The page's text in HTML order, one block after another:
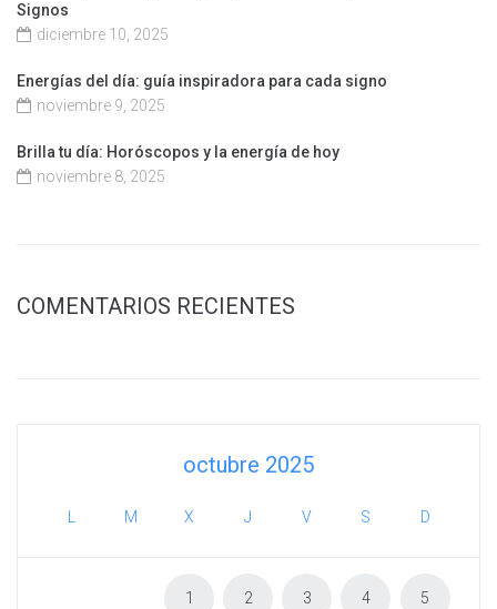
Signos
diciembre 10, 2025
Energías del día: guía inspiradora para cada signo
noviembre 9, 2025
Brilla tu día: Horóscopos y la energía de hoy
noviembre 8, 2025
COMENTARIOS RECIENTES
octubre 2025
L M X J V S D
1 2 3 4 5